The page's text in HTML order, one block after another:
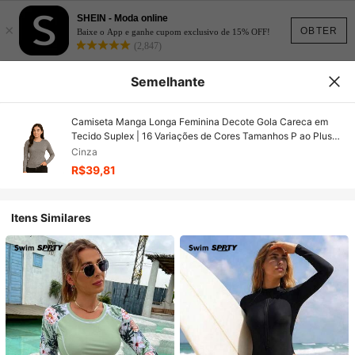
OBTER
×
SHEIN - Moda online
Baixe o App e ganhe cupom exclusivo de 15% OFF!
(2,847)
Semelhante
Camiseta Manga Longa Feminina Decote Gola Careca em
Tecido Suplex | 16 Variações de Cores Tamanhos P ao Plus
Size G2 Básica Lisa
Cinza
R$39,81
Itens Similares